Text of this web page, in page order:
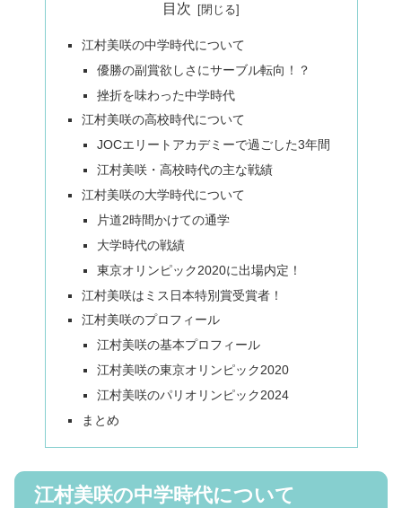
目次
江村美咲の中学時代について
優勝の副賞欲しさにサーブル転向！？
挫折を味わった中学時代
江村美咲の高校時代について
JOCエリートアカデミーで過ごした3年間
江村美咲・高校時代の主な戦績
江村美咲の大学時代について
片道2時間かけての通学
大学時代の戦績
東京オリンピック2020に出場内定！
江村美咲はミス日本特別賞受賞者！
江村美咲のプロフィール
江村美咲の基本プロフィール
江村美咲の東京オリンピック2020
江村美咲のパリオリンピック2024
まとめ
江村美咲の中学時代について